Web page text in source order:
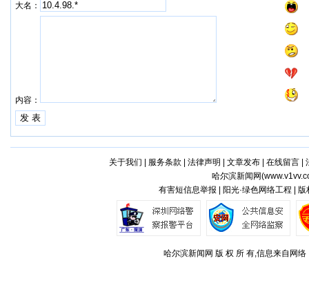
大名：
内容：
关于我们 服务条款 法律声明 文章发布| 在线留言|
哈尔滨新闻网(
有害短信息举报 | 阳光·绿色网络工程 |
哈尔滨新闻网 版 权 所 有,信息来自网